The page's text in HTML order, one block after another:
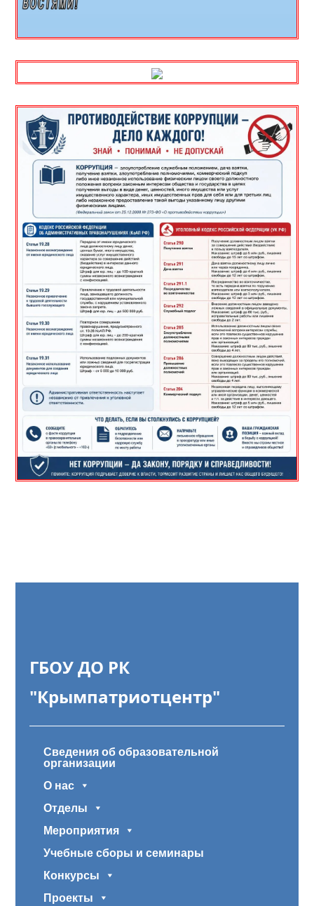
ГБОУ ДО РК
"Крымпатриотцентр"
Сведения об образовательной
организации
О нас
Отделы
Мероприятия
Учебные сборы и семинары
Конкурсы
Проекты